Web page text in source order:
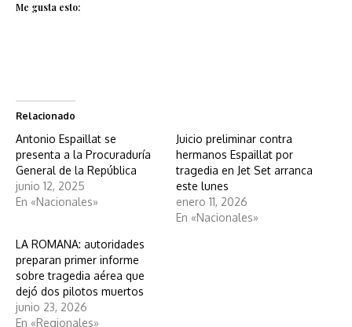
Me gusta esto:
Relacionado
Antonio Espaillat se
presenta a la Procuraduría
General de la República
junio 12, 2025
En «Nacionales»
Juicio preliminar contra
hermanos Espaillat por
tragedia en Jet Set arranca
este lunes
enero 11, 2026
En «Nacionales»
LA ROMANA: autoridades
preparan primer informe
sobre tragedia aérea que
dejó dos pilotos muertos
junio 23, 2026
En «Regionales»